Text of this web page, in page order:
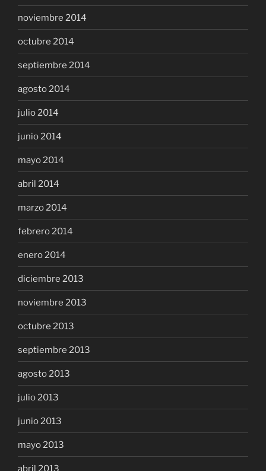
noviembre 2014
octubre 2014
septiembre 2014
agosto 2014
julio 2014
junio 2014
mayo 2014
abril 2014
marzo 2014
febrero 2014
enero 2014
diciembre 2013
noviembre 2013
octubre 2013
septiembre 2013
agosto 2013
julio 2013
junio 2013
mayo 2013
abril 2013